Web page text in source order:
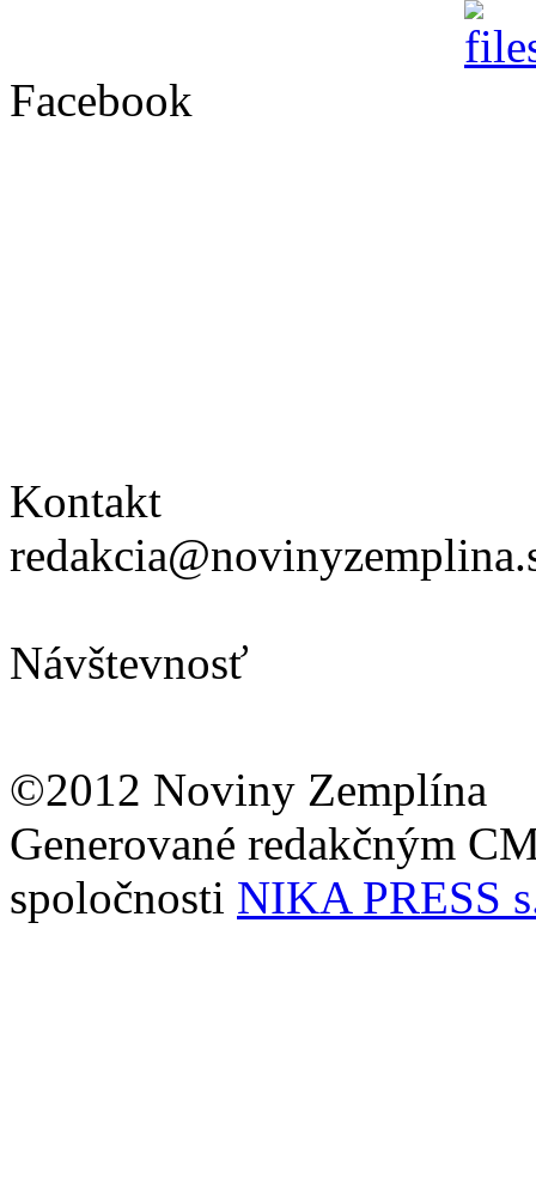
Facebook
Kontakt
Návštevnosť
©2012 Noviny Zemplína
Generované redakčným
spoločnosti NIKA PRESS